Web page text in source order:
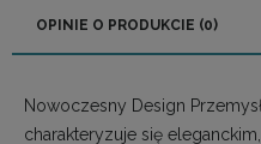
OPINIE O PRODUKCIE (0)
Nowoczesny Design
charakteryzuje się